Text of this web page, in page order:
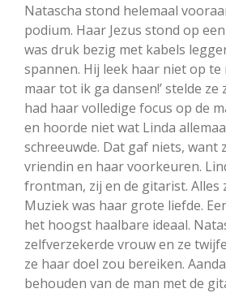
Natascha stond helemaal
podium. Haar Jezus stond op
was druk bezig met kabels
spannen. Hij leek haar niet op te
maar tot ik ga dansen!’ stelde ze
had haar volledige focus op de
en hoorde niet wat Linda
schreeuwde. Dat gaf niets, want
vriendin en haar voorkeuren.
frontman, zij en de gitarist. Alles
Muziek was haar grote liefde.
het hoogst haalbare ideaal.
zelfverzekerde vrouw en ze
ze haar doel zou bereiken.
behouden van de man met de